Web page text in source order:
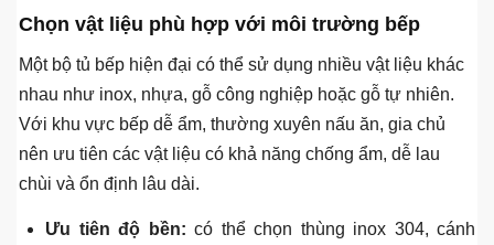
Chọn vật liệu phù hợp với môi trường bếp
Một bộ tủ bếp hiện đại có thể sử dụng nhiều vật liệu khác
nhau như inox, nhựa, gỗ công nghiệp hoặc gỗ tự nhiên.
Với khu vực bếp dễ ẩm, thường xuyên nấu ăn, gia chủ
nên ưu tiên các vật liệu có khả năng chống ẩm, dễ lau
chùi và ổn định lâu dài.
Ưu tiên độ bền: có thể chọn thùng inox 304, cánh